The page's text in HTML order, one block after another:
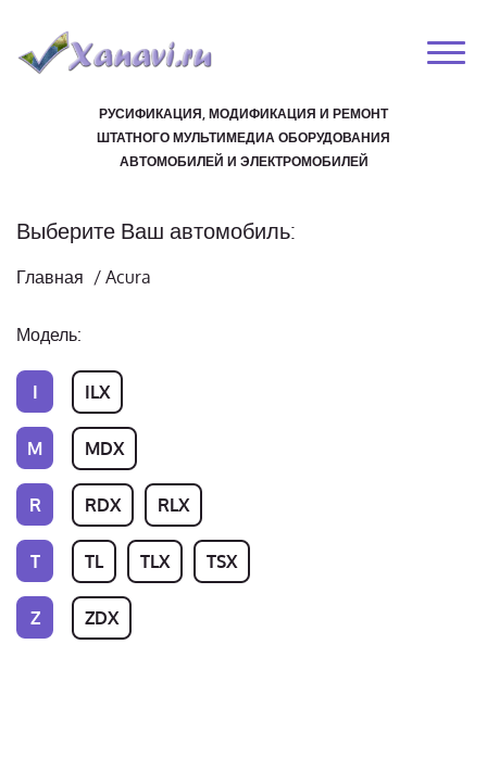
РУСИФИКАЦИЯ, МОДИФИКАЦИЯ И РЕМОНТ
ШТАТНОГО МУЛЬТИМЕДИА ОБОРУДОВАНИЯ
АВТОМОБИЛЕЙ И ЭЛЕКТРОМОБИЛЕЙ
Выберите Ваш автомобиль:
Главная / Acura
Модель:
I ILX
M MDX
R RDX RLX
T TL TLX TSX
Z ZDX